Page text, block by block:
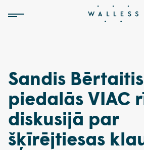
Sandis Bērtaitis
piedalās VIAC
diskusijā par
šķīrējtiesas